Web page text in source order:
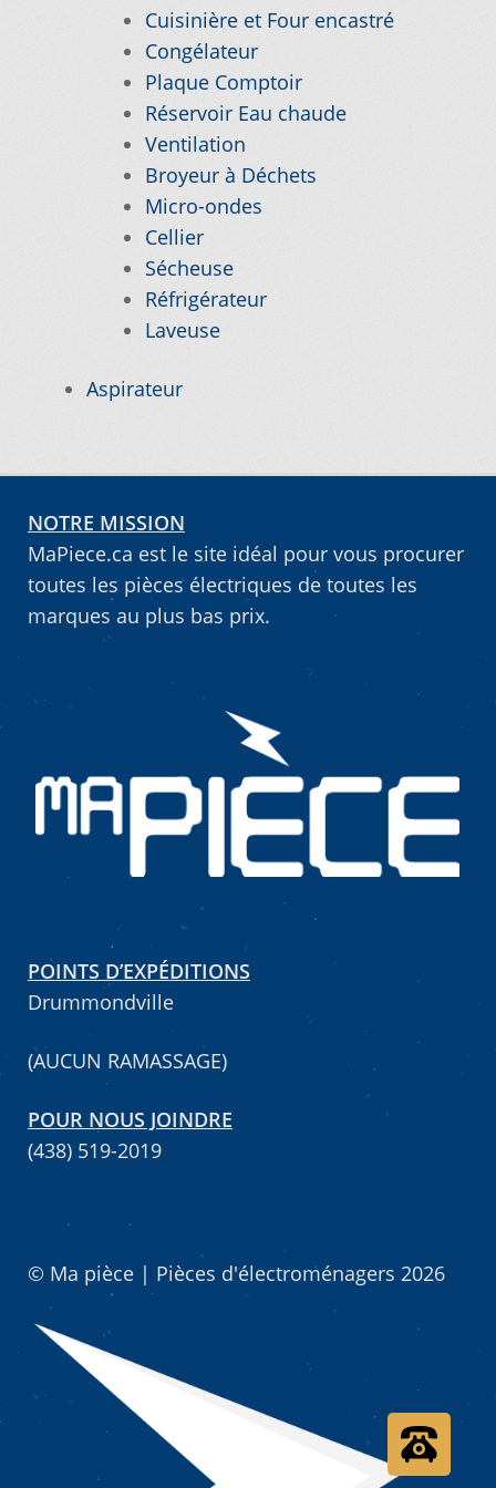
Nos promotions
Notre objectif
Pour quel type d’appareil ?
Si vous ne trouvez pas la pièce que vous
Trucs et astuces
Vous ne trouvez pas la pièce sur notre site…
Mettez cette page dans vos favoris!
Cuisinière et Four encastré
Congélateur
Plaque Comptoir
Réservoir Eau chaude
Ventilation
Broyeur à Déchets
Micro-ondes
Cellier
Sécheuse
Réfrigérateur
Laveuse
Aspirateur
NOTRE MISSION
MaPiece.ca est le site idéal pour vous procurer
toutes les pièces électriques de toutes les
marques au plus bas prix.
POINTS D’EXPÉDITIONS
Drummondville
(AUCUN RAMASSAGE)
POUR NOUS JOINDRE
(438) 519-2019
© Ma pièce | Pièces d'électroménagers 2026